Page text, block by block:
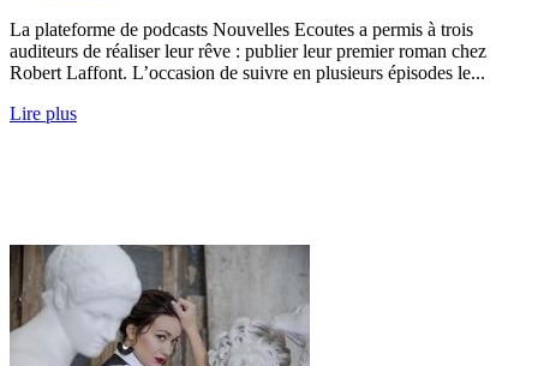
La plateforme de podcasts Nouvelles Ecoutes a permis à trois
auditeurs de réaliser leur rêve : publier leur premier roman chez
Robert Laffont. L’occasion de suivre en plusieurs épisodes le...
Lire plus